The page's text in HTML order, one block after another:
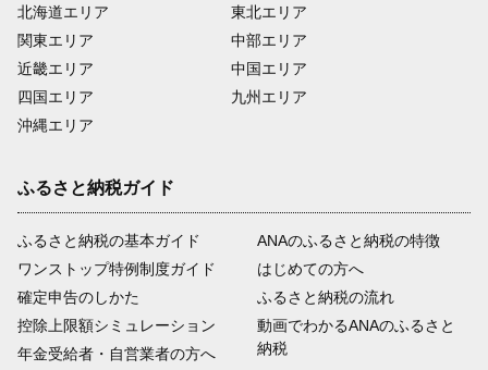
北海道エリア
関東エリア
近畿エリア
四国エリア
沖縄エリア
東北エリア
中部エリア
中国エリア
九州エリア
ふるさと納税ガイド
ふるさと納税の基本ガイド
ワンストップ特例制度ガイド
確定申告のしかた
控除上限額シミュレーション
年金受給者・自営業者の方へ
ANAのふるさと納税の特徴
はじめての方へ
ふるさと納税の流れ
動画でわかるANAのふるさと
納税